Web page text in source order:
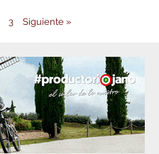
3 Siguiente »